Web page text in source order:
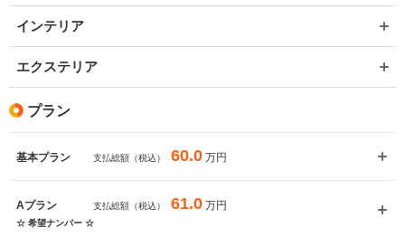
インテリア
エクステリア
プラン
基本プラン 支払総額（税込） 60.0 万円
Aプラン 支払総額（税込） 61.0 万円
☆ 希望ナンバー ☆